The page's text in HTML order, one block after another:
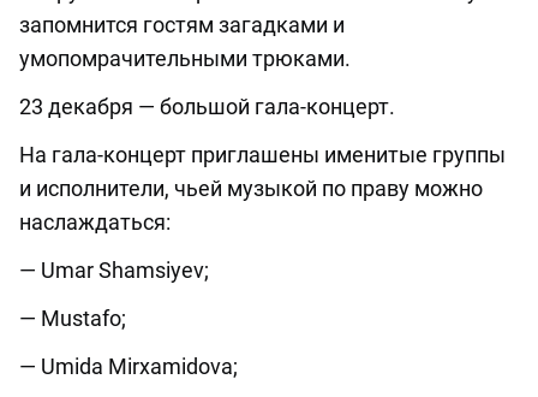
запомнится гостям загадками и
умопомрачительными трюками.
23 декабря — большой гала-концерт.
На гала-концерт приглашены именитые группы
и исполнители, чьей музыкой по праву можно
наслаждаться:
— Umar Shamsiyev;
— Mustafo;
— Umida Mirxamidova;